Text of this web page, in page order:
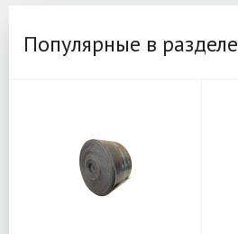
Популярные в разделе